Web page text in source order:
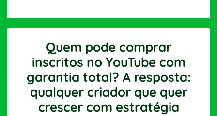
Quem pode comprar
inscritos no YouTube com
garantia total? A resposta:
qualquer criador que quer
crescer com estratégia